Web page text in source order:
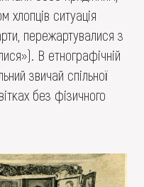
хлопців ситуація
пережартувалися з
В етнографічній
звичай спільної
без фізичного